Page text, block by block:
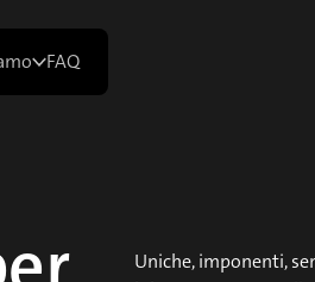
FAQ
Uniche, imponenti,